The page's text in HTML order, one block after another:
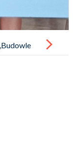
,,Budowle